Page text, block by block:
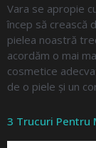
Vara se apropie
încep să crească
pielea noastră
acordăm o mai
cosmetice
de o piele și un
3 Trucuri Pentru